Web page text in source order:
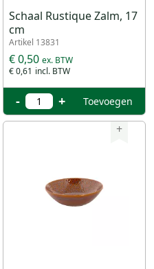
Schaal Rustique Zalm, 17
cm
Artikel 13831
€ 0,61
€ 0,50
- + Toevoegen
+